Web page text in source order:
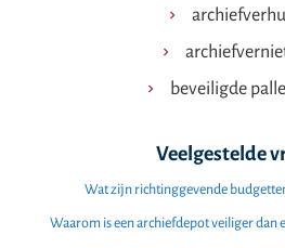
beveiligde
Veelgestelde
Wat zijn richtinggevende
Waarom is een archiefdepot veiliger dan